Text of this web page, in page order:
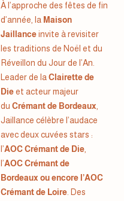
À l’approche des fêtes de fin
d’année, la Maison
Jaillanceinvite à revisiter
les traditions de Noël et du
Réveillon du Jour de l’An.
Leader de laClairette de
Die et acteur majeur
du Crémant de Bordeaux
Jaillance célèbre l’audace
avec deux cuvées stars :
l’AOC Crémant de Die,
l’AOCCrémant de
Bordeaux ou encore l’AOC
Crémant de Loire. Des